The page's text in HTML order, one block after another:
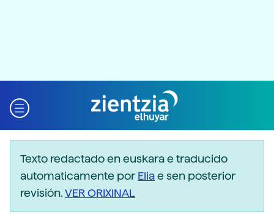
Texto redactado en euskara e traducido
automaticamente porEliae sen posterior
revisión.VER ORIXINAL